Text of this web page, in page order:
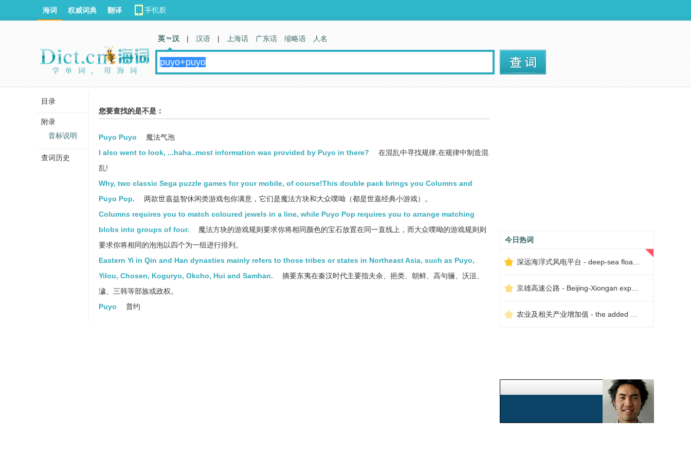
您要查找的是不是：
Puyo Puyo
魔法气泡
I also went to look, ...haha..most information was provided by Puyo in there?
在混乱中寻找规律,在规律中制造混
乱!
Why, two classic Sega puzzle games for your mobile, of course!This double pack brings you Columns and
Puyo Pop.
两款世嘉益智休闲类游戏包你满意，它们是魔法方块和大众噗呦（都是世嘉经典小游戏）。
Columns requires you to match coloured jewels in a line, while Puyo Pop requires you to arrange matching
blobs into groups of four.
魔法方块的游戏规则要求你将相同颜色的宝石放置在同一直线上，而大众噗呦的游戏规则则
要求你将相同的泡泡以四个为一组进行排列。
Eastern Yi in Qin and Han dynasties mainly refers to those tribes or states in Northeast Asia, such as Puyo,
Yilou, Chosen, Koguryo, Okcho, Hui and Samhan.
摘要东夷在秦汉时代主要指夫余、挹类、朝鲜、高句骊、沃沮、
濊、三韩等部族或政权。
Puyo
普约
今日热词
海词 权威词典 翻译
英 汉 | 汉语 | 上海话 广东话 缩略语 人名
目录
附录
音标说明
查词历史